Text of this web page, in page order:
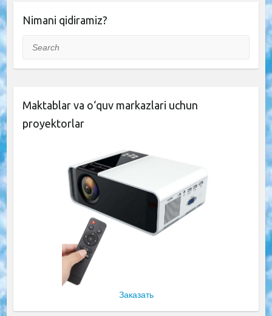
Nimani qidiramiz?
Search
Maktablar va o‘quv markazlari uchun
proyektorlar
Заказать